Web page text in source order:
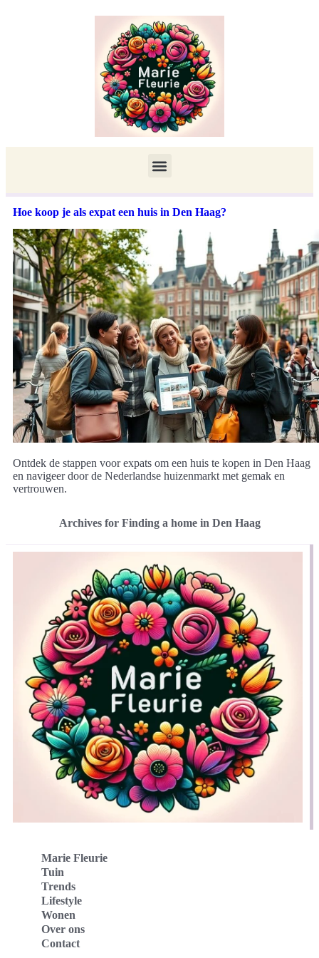
Hoe koop je als expat een huis in Den Haag?
Ontdek de stappen voor expats om een huis te kopen in Den Haag
en navigeer door de Nederlandse huizenmarkt met gemak en
vertrouwen.
Archives for Finding a home in Den Haag
Marie Fleurie
Tuin
Trends
Lifestyle
Wonen
Over ons
Contact